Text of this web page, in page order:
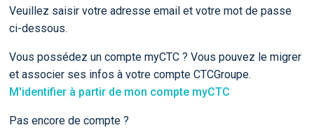
Veuillez saisir votre adresse email et votre mot de passe
ci-dessous.
Vous possédez un compte myCTC ? Vous pouvez le migrer
et associer ses infos à votre compte CTCGroupe.
M'identifier à partir de mon compte myCTC
Pas encore de compte ?